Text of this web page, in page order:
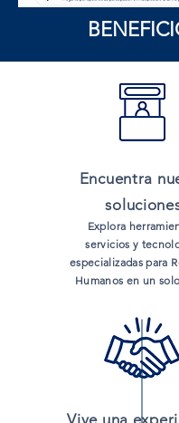
Encuentra
Explora
servicios y
especializadas para
Humanos en un
Vive una